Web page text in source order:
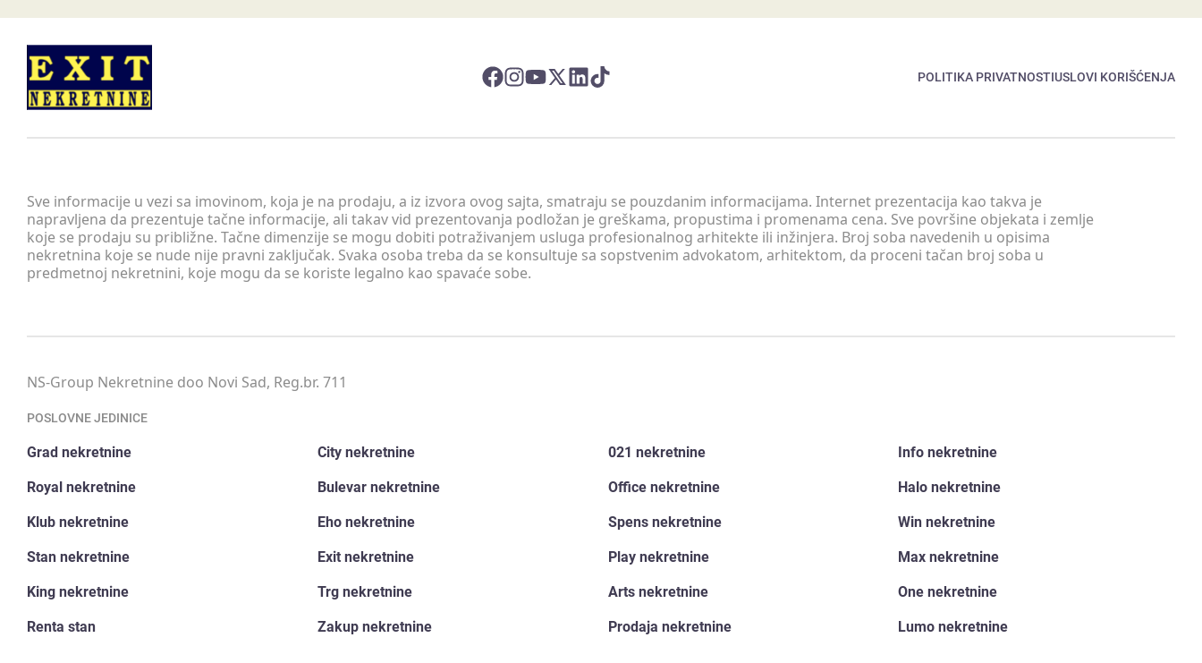
POLITIKA PRIVATNOSTIUSLOVI KORIŠĆENJA
Sve informacije u vezi sa imovinom, koja je na prodaju, a iz izvora ovog sajta, smatraju se pouzdanim informacijama. Internet prezentacija kao takva je
napravljena da prezentuje tačne informacije, ali takav vid prezentovanja podložan je greškama, propustima i promenama cena. Sve površine objekata i zemlje
koje se prodaju su približne. Tačne dimenzije se mogu dobiti potraživanjem usluga profesionalnog arhitekte ili inžinjera. Broj soba navedenih u opisima
nekretnina koje se nude nije pravni zaključak. Svaka osoba treba da se konsultuje sa sopstvenim advokatom, arhitektom, da proceni tačan broj soba u
predmetnoj nekretnini, koje mogu da se koriste legalno kao spavaće sobe.
NS-Group Nekretnine doo Novi Sad, Reg.br. 711
POSLOVNE JEDINICE
Grad nekretnine City nekretnine 021 nekretnine Info nekretnine
Royal nekretnine Bulevar nekretnine Office nekretnine Halo nekretnine
Klub nekretnine Eho nekretnine Spens nekretnine Win nekretnine
Stan nekretnine Exit nekretnine Play nekretnine Max nekretnine
King nekretnine Trg nekretnine Arts nekretnine One nekretnine
Renta stan Zakup nekretnine Prodaja nekretnine Lumo nekretnine